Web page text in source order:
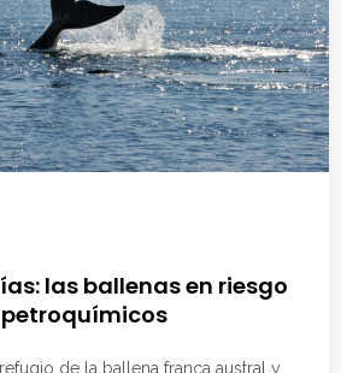
las ballenas en riesgo
de la ballena franca austral y